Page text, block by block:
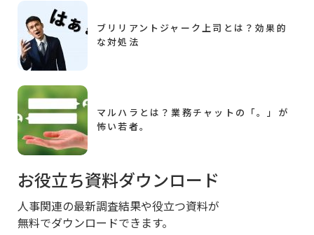
ブリリアントジャーク上司とは？効果的
な対処法
マルハラとは？業務チャットの「。」が
怖い若者。
お役立ち資料ダウンロード
人事関連の最新調査結果や役立つ資料が
無料でダウンロードできます。